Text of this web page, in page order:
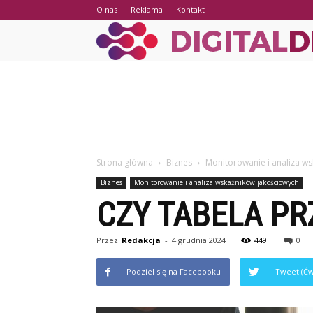
O nas Reklama Kontakt
Strona główna Biznes Monitorowanie i analiza
Biznes Monitorowanie i analiza wskaźników jakościowych
CZY TABELA
Przez Redakcja - 4 grudnia 2024 449 0
Podziel się na Facebooku Tweet